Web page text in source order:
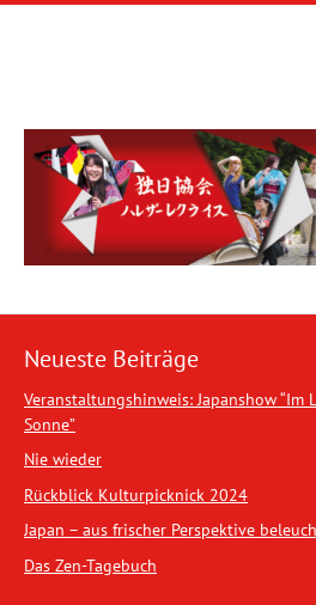
Neueste Beiträge
Veranstaltungshinweis: Japanshow “Im
Sonne”
Nie wieder
Rückblick Kulturpicknick 2024
Japan – aus frischer Perspektive
Das Zen-Tagebuch